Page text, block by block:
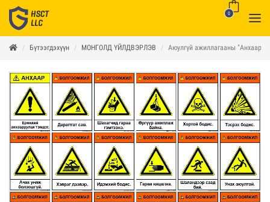
0
Бүтээгдэхүүн МОНГОЛД ҮЙЛДВЭРЛЭВ Аюулгүй ажиллагааны